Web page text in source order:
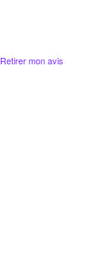
Retirer mon avis